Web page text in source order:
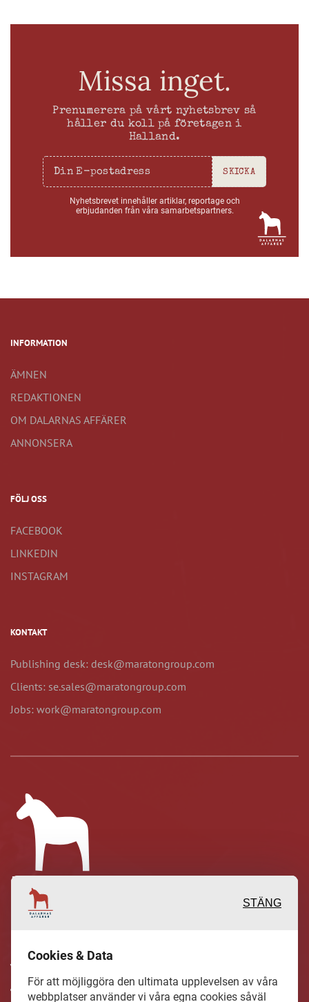
Missa inget.
Prenumerera på vårt nyhetsbrev så
håller du koll på företagen i
Halland.
SKICKA
Nyhetsbrevet innehåller artiklar, reportage och
erbjudanden från våra samarbetspartners.
INFORMATION
ÄMNEN
REDAKTIONEN
OM DALARNAS AFFÄRER
ANNONSERA
FÖLJ OSS
FACEBOOK
LINKEDIN
INSTAGRAM
KONTAKT
Publishing desk: desk@maratongroup.com
Clients: se.sales@maratongroup.com
Jobs: work@maratongroup.com
värdefulla berättelser och reportage
från och om det lokala näringslivet och
STÄNG
Cookies & Data
För att möjliggöra den ultimata upplevelsen av våra
webbplatser använder vi våra egna cookies såväl